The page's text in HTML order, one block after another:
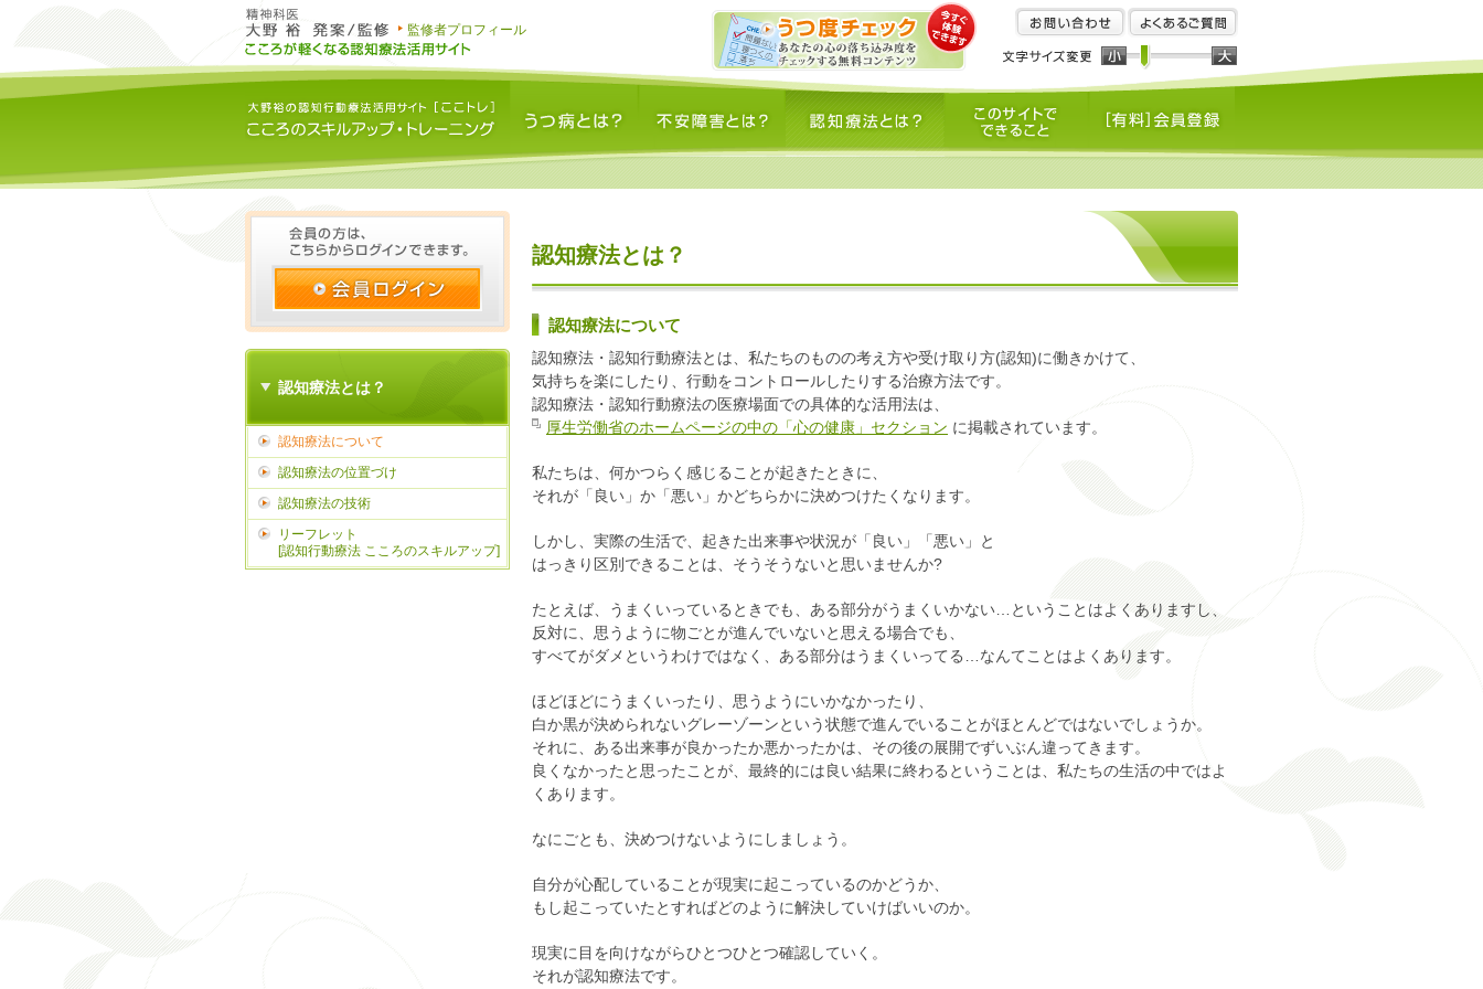
このサイトでできること [有料]会員登録
監修者プロフィール
お問い合わせ よくあるご質問
認知療法とは？
認知療法について
認知療法の位置づけ
認知療法の技術
リーフレット
[認知行動療法 こころのスキルアップ]
認知療法とは？
認知療法について
認知療法・認知行動療法とは、私たちのものの考え方や受け取り方(認知)に働きかけて、
気持ちを楽にしたり、行動をコントロールしたりする治療方法です。
認知療法・認知行動療法の医療場面での具体的な活用法は、
厚生労働省のホームページの中の「心の健康」セクション に掲載されています。
私たちは、何かつらく感じることが起きたときに、
それが「良い」か「悪い」かどちらかに決めつけたくなります。
しかし、実際の生活で、起きた出来事や状況が「良い」「悪い」と
はっきり区別できることは、そうそうないと思いませんか?
たとえば、うまくいっているときでも、ある部分がうまくいかない…ということはよくありますし、
反対に、思うように物ごとが進んでいないと思える場合でも、
すべてがダメというわけではなく、ある部分はうまくいってる…なんてことはよくあります。
ほどほどにうまくいったり、思うようにいかなかったり、
白か黒が決められないグレーゾーンという状態で進んでいることがほとんどではないでしょうか。
それに、ある出来事が良かったか悪かったかは、その後の展開でずいぶん違ってきます。
良くなかったと思ったことが、最終的には良い結果に終わるということは、私たちの生活の中ではよ
くあります。
なにごとも、決めつけないようにしましょう。
自分が心配していることが現実に起こっているのかどうか、
もし起こっていたとすればどのように解決していけばいいのか。
現実に目を向けながらひとつひとつ確認していく。
それが認知療法です。